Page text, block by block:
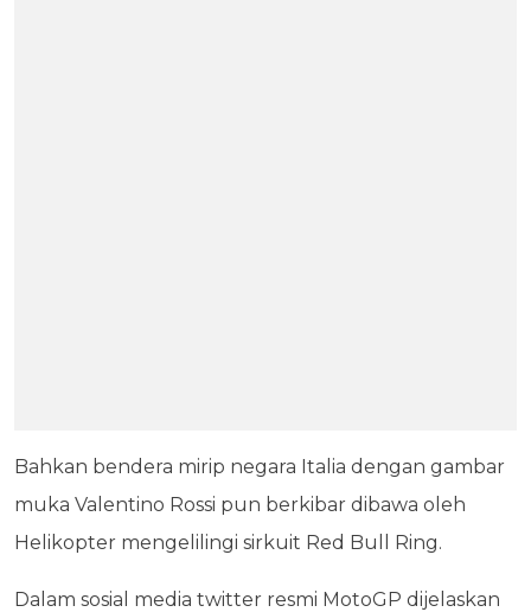
Bahkan bendera mirip negara Italia dengan gambar
muka Valentino Rossi pun berkibar dibawa oleh
Helikopter mengelilingi sirkuit Red Bull Ring.
Dalam sosial media twitter resmi MotoGP dijelaskan